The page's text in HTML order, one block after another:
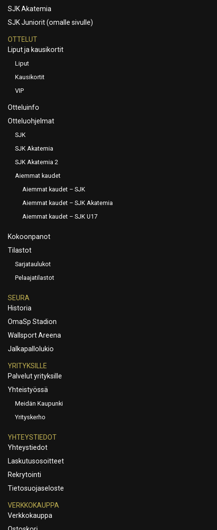
SJK Akatemia
SJK Juniorit (omalle sivulle)
OTTELUT
Liput ja kausikortit
Liput
Kausikortit
VIP
Otteluinfo
Otteluohjelmat
SJK
SJK Akatemia
SJK Akatemia 2
Aiemmat kaudet
Aiemmat kaudet – SJK
Aiemmat kaudet – SJK Akatemia
Aiemmat kaudet – SJK U17
Kokoonpanot
Tilastot
Sarjataulukot
Pelaajatilastot
SEURA
Historia
OmaSp Stadion
Wallsport Areena
Jalkapallolukio
YRITYKSILLE
Palvelut yrityksille
Yhteistyössä
Meidän Kaupunki
Yrityskerho
YHTEYSTIEDOT
Yhteystiedot
Laskutusosoitteet
Rekrytointi
Tietosuojaseloste
VERKKOKAUPPA
Verkkokauppa